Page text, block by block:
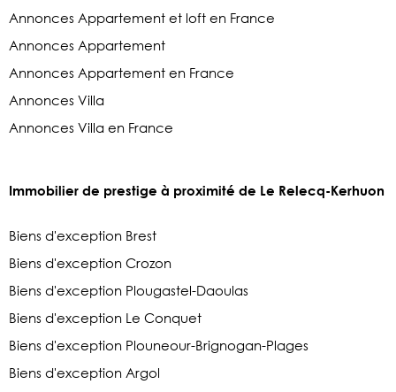
Annonces Appartement et loft en France
Annonces Appartement
Annonces Appartement en France
Annonces Villa
Annonces Villa en France
Immobilier de prestige à proximité de Le Relecq-Kerhuon
Biens d'exception Brest
Biens d'exception Crozon
Biens d'exception Plougastel-Daoulas
Biens d'exception Le Conquet
Biens d'exception Plouneour-Brignogan-Plages
Biens d'exception Argol